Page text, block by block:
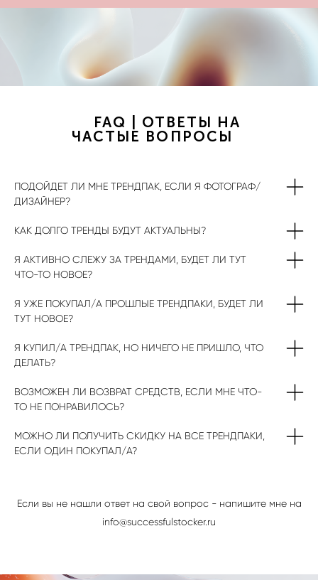
FAQ | ОТВЕТЫ НА
ЧАСТЫЕ ВОПРОСЫ
ПОДОЙДЕТ ЛИ МНЕ ТРЕНДПАК, ЕСЛИ Я ФОТОГРАФ/
ДИЗАЙНЕР?
КАК ДОЛГО ТРЕНДЫ БУДУТ АКТУАЛЬНЫ?
Я АКТИВНО СЛЕЖУ ЗА ТРЕНДАМИ, БУДЕТ ЛИ ТУТ
ЧТО-ТО НОВОЕ?
Я УЖЕ ПОКУПАЛ/А ПРОШЛЫЕ ТРЕНДПАКИ, БУДЕТ ЛИ
ТУТ НОВОЕ?
Я КУПИЛ/А ТРЕНДПАК, НО НИЧЕГО НЕ ПРИШЛО, ЧТО
ДЕЛАТЬ?
ВОЗМОЖЕН ЛИ ВОЗВРАТ СРЕДСТВ, ЕСЛИ МНЕ ЧТО-
ТО НЕ ПОНРАВИЛОСЬ?
МОЖНО ЛИ ПОЛУЧИТЬ СКИДКУ НА ВСЕ ТРЕНДПАКИ,
ЕСЛИ ОДИН ПОКУПАЛ/А?
Если вы не нашли ответ на свой вопрос - напишите мне на
info@successfulstocker.ru